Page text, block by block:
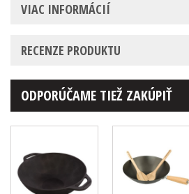
VIAC INFORMÁCIÍ
RECENZE PRODUKTU
ODPORÚČAME TIEŽ ZAKÚPIŤ